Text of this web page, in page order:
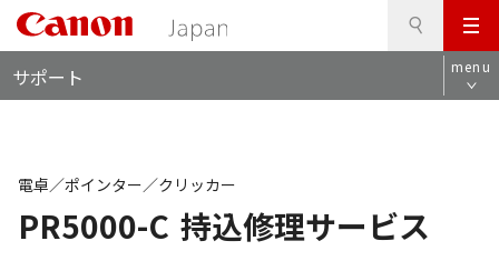
メ
ニ
ュ
サポート menu
PR5000-C 持込修理サービス
電卓／ポインター／クリッカー